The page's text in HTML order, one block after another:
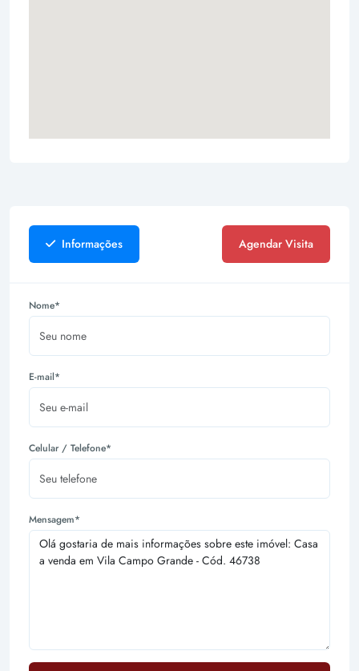
Informações Agendar Visita
Nome*
E-mail*
Celular / Telefone*
Mensagem*